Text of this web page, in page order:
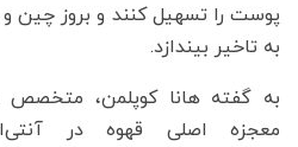
پوست را تسهیل کنند و بروز چین
به تاخیر بیندازد.
به گفته هانا کوپلمن،
معجزه اصلی قهوه در